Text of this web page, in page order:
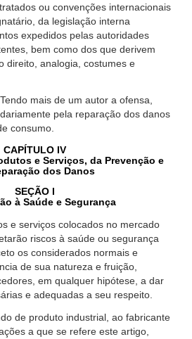
ou convenções internacionais
da legislação interna
expedidos pelas autoridades
bem como dos que derivem
direito, analogia, costumes e
Tendo mais de um autor a ofensa,
pela reparação dos danos
consumo.
CAPÍTULO IV
e Serviços, da Prevenção e
dos Danos
SEÇÃO I
à Saúde e Segurança
e serviços colocados no mercado
riscos à saúde ou segurança
os considerados normais e
de sua natureza e fruição,
em qualquer hipótese, a dar
e adequadas a seu respeito.
de produto industrial, ao fabricante
a que se refere este artigo,